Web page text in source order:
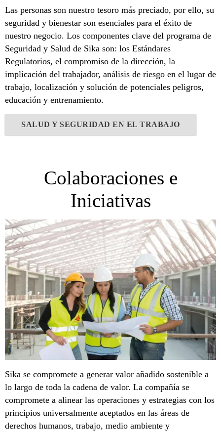
Las personas son nuestro tesoro más preciado, por ello, su
seguridad y bienestar son esenciales para el éxito de
nuestro negocio. Los componentes clave del programa de
Seguridad y Salud de Sika son: los Estándares
Regulatorios, el compromiso de la dirección, la
implicación del trabajador, análisis de riesgo en el lugar de
trabajo, localización y solución de potenciales peligros,
educación y entrenamiento.
SALUD Y SEGURIDAD EN EL TRABAJO
Colaboraciones e
Iniciativas
Sika se compromete a generar valor añadido sostenible a
lo largo de toda la cadena de valor. La compañía se
compromete a alinear las operaciones y estrategias con los
principios universalmente aceptados en las áreas de
derechos humanos, trabajo, medio ambiente y